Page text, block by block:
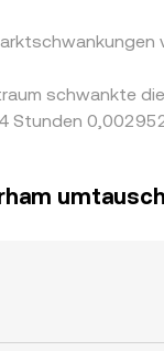
schwankte
Stunden